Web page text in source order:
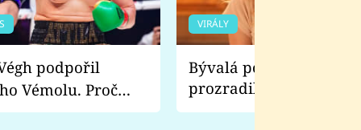
Vémolu. Proč
zápasit s ním než
VIRÁLY
Bývalá pornoherečka
prozradila, co ji
natáčení Euforie.